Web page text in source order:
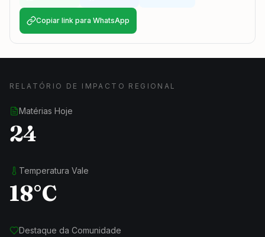
Copiar link para WhatsApp
RELATÓRIO DE IMPACTO REGIONAL
Matérias Hoje
24
Temperatura Vale
18°C
Destaque da Comunidade